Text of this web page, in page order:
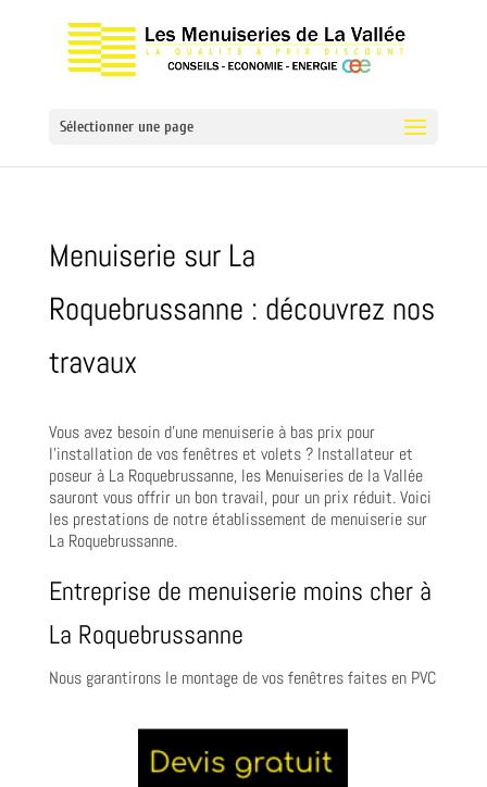
Sélectionner une page
Menuiserie sur La
Roquebrussanne : découvrez nos
travaux
Vous avez besoin d’une menuiserie à bas prix pour
l’installation de vos fenêtres et volets ? Installateur et
poseur à La Roquebrussanne, les Menuiseries de la Vallée
sauront vous offrir un bon travail, pour un prix réduit. Voici
les prestations de notre établissement de menuiserie sur
La Roquebrussanne.
Entreprise de menuiserie moins cher à
La Roquebrussanne
Nous garantirons le montage de vos fenêtres faites en PVC